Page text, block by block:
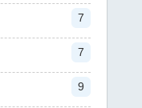
7
7
9